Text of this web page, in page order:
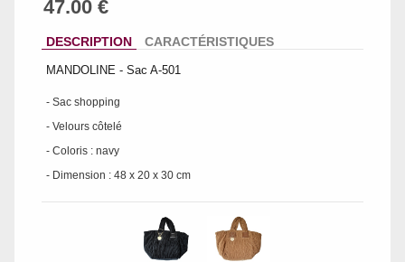
DESCRIPTION CARACTÉRISTIQUES
MANDOLINE - Sac A-501
- Sac shopping
- Velours côtelé
- Coloris : navy
- Dimension : 48 x 20 x 30 cm